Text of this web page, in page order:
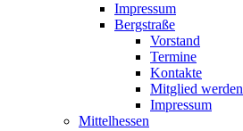
Impressum
Bergstraße
Vorstand
Termine
Kontakte
Mitglied werden
Impressum
Mittelhessen